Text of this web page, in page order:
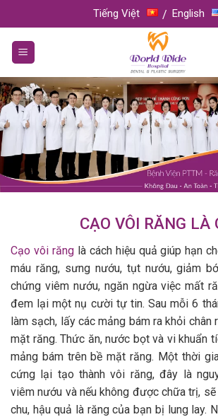
to
content
Tiếng Việt English
CẠO VÔI RĂNG LÀ
Cạo vôi rănglà cách hiệu quả giúp hạn
máu răng, sưng nướu, tụt nướu, giảm
chứng viêm nướu, ngăn ngừa việc mất
đem lại một nụ cười tự tin. Sau mỗi 6
làm sạch, lấy các mảng bám ra khỏi chân
mặt răng. Thức ăn, nước bọt và vi khuẩn
mảng bám trên bề mặt răng. Một thời
cứng lại tạo thành vôi răng, đây là
viêm nướu và nếu không được chữa trị,
chu, hậu quả là răng của bạn bị lung lay.